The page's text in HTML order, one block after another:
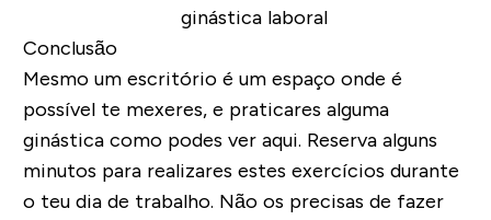
Conclusão
Mesmo um escritório é um espaço onde é
possível te mexeres, e praticares alguma
ginástica como podes ver aqui. Reserva alguns
minutos para realizares estes exercícios durante
o teu dia de trabalho. Não os precisas de fazer